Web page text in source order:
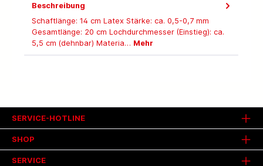
Beschreibung
Schaftlänge: 14 cm Latex Stärke: ca. 0,5-0,7 mm
Gesamtlänge: 20 cm Lochdurchmesser (Einstieg): ca.
5,5 cm (dehnbar) Materia… Mehr
SHOP
SERVICE
SERVICE-HOTLINE